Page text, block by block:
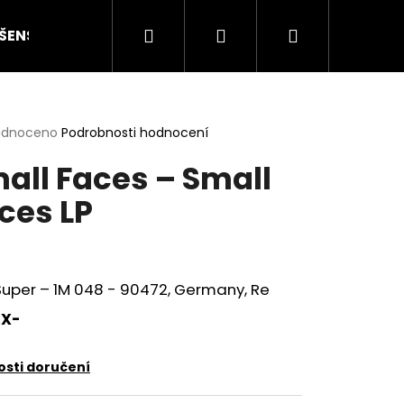
HODNOCENÍ STAVU O NÁS
Hledat PřihlášeníNákupní
Podrobnosti hodnocení
Faces – Small
LP
– 1M 048 - 90472, Germany, Re
doručení